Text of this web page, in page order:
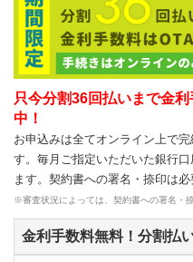
只今分割36回払いまで金
中！
お申込みは全てオンライン上で
す。毎月ご指定いただいた銀行
ます。契約書への署名・捺印は必
※審査状況によっては、契約書への署名・
金利手数料無料！分割払